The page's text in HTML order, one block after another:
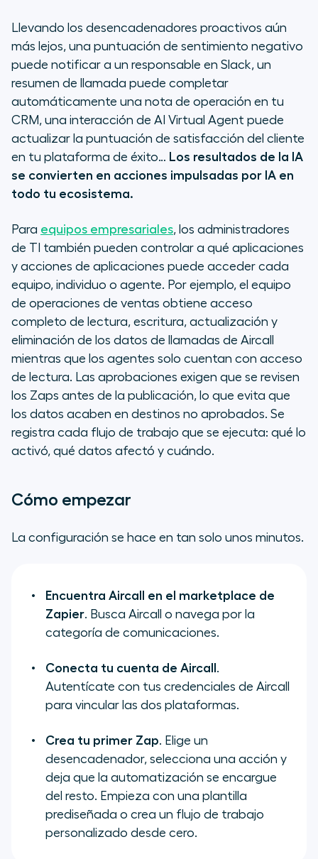
Llevando los desencadenadores proactivos aún
más lejos, una puntuación de sentimiento negativo
puede notificar a un responsable en Slack, un
resumen de llamada puede completar
automáticamente una nota de operación en tu
CRM, una interacción de AI Virtual Agent puede
actualizar la puntuación de satisfacción del cliente
en tu plataforma de éxito… Los resultados de la IA
se convierten en acciones impulsadas por IA en
todo tu ecosistema.
Para equipos empresariales, los administradores
de TI también pueden controlar a qué aplicaciones
y acciones de aplicaciones puede acceder cada
equipo, individuo o agente. Por ejemplo, el equipo
de operaciones de ventas obtiene acceso
completo de lectura, escritura, actualización y
eliminación de los datos de llamadas de Aircall
mientras que los agentes solo cuentan con acceso
de lectura. Las aprobaciones exigen que se revisen
los Zaps antes de la publicación, lo que evita que
los datos acaben en destinos no aprobados. Se
registra cada flujo de trabajo que se ejecuta: qué lo
activó, qué datos afectó y cuándo.
Cómo empezar
La configuración se hace en tan solo unos minutos.
Encuentra Aircall en el marketplace de
Zapier. Busca Aircall o navega por la
categoría de comunicaciones.
Conecta tu cuenta de Aircall .
Autentícate con tus credenciales de Aircall
para vincular las dos plataformas.
Crea tu primer Zap. Elige un
desencadenador, selecciona una acción y
deja que la automatización se encargue
del resto. Empieza con una plantilla
prediseñada o crea un flujo de trabajo
personalizado desde cero.